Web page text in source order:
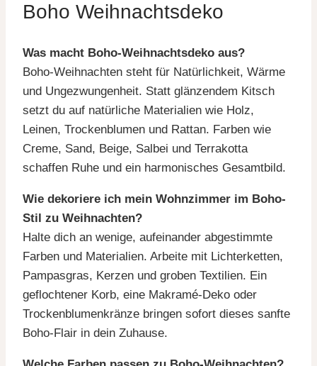
Boho Weihnachtsdeko
Was macht Boho-Weihnachtsdeko aus?
Boho-Weihnachten steht für Natürlichkeit, Wärme
und Ungezwungenheit. Statt glänzendem Kitsch
setzt du auf natürliche Materialien wie Holz,
Leinen, Trockenblumen und Rattan. Farben wie
Creme, Sand, Beige, Salbei und Terrakotta
schaffen Ruhe und ein harmonisches Gesamtbild.
Wie dekoriere ich mein Wohnzimmer im Boho-
Stil zu Weihnachten?
Halte dich an wenige, aufeinander abgestimmte
Farben und Materialien. Arbeite mit Lichterketten,
Pampasgras, Kerzen und groben Textilien. Ein
geflochtener Korb, eine Makramé-Deko oder
Trockenblumenkränze bringen sofort dieses sanfte
Boho-Flair in dein Zuhause.